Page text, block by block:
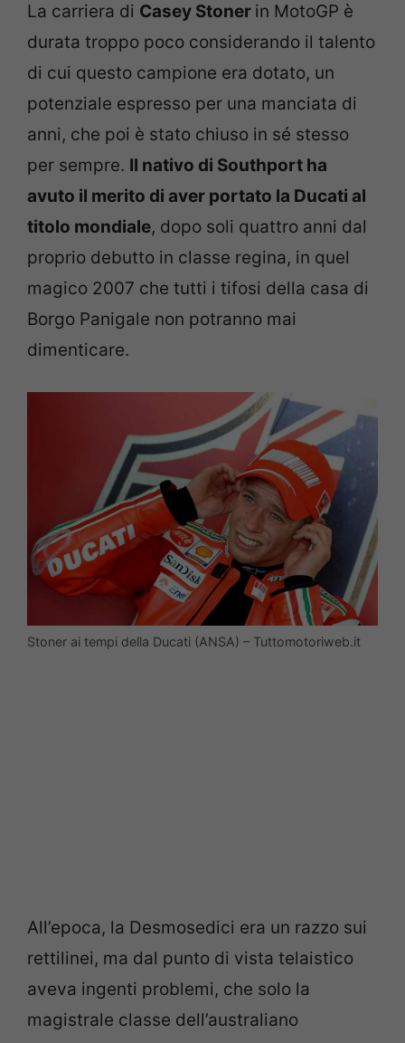
La carriera di Casey Stoner in MotoGP è
durata troppo poco considerando il talento
di cui questo campione era dotato, un
potenziale espresso per una manciata di
anni, che poi è stato chiuso in sé stesso
per sempre. Il nativo di Southport ha
avuto il merito di aver portato la Ducati al
titolo mondiale, dopo soli quattro anni dal
proprio debutto in classe regina, in quel
magico 2007 che tutti i tifosi della casa di
Borgo Panigale non potranno mai
dimenticare.
Stoner ai tempi della Ducati (ANSA) – Tuttomotoriweb.it
All’epoca, la Desmosedici era un razzo sui
rettilinei, ma dal punto di vista telaistico
aveva ingenti problemi, che solo la
magistrale classe dell’australiano